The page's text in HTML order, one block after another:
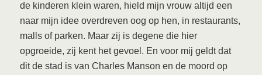
de kinderen klein waren, hield mijn vrouw altijd een
naar mijn idee overdreven oog op hen, in restaurants,
malls of parken. Maar zij is degene die hier
opgroeide, zij kent het gevoel. En voor mij geldt dat
dit de stad is van Charles Manson en de moord op